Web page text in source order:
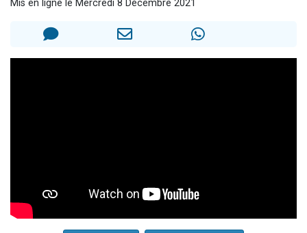
Mis en ligne le Mercredi 8 Décembre 2021